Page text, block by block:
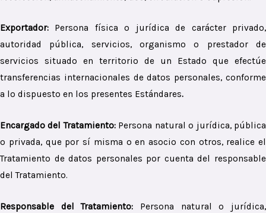
Exportador: Persona física o jurídica de carácter privado,
autoridad pública, servicios, organismo o prestador de
servicios situado en territorio de un Estado que efectúe
transferencias internacionales de datos personales, conforme
a lo dispuesto en los presentes Estándares.
Encargado del Tratamiento: Persona natural o jurídica, pública
o privada, que por sí misma o en asocio con otros, realice el
Tratamiento de datos personales por cuenta del responsable
del Tratamiento.
Responsable del Tratamiento:
Persona natural o jurídica,